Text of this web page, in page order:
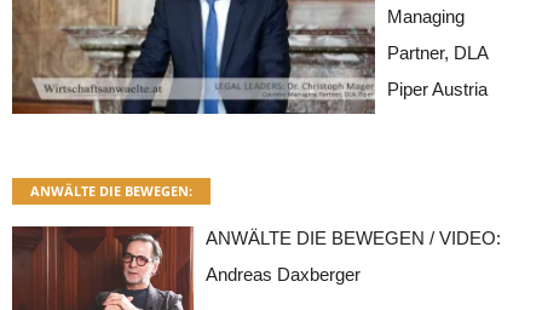
Managing
Partner, DLA
Piper Austria
ANWÄLTE DIE BEWEGEN:
ANWÄLTE DIE BEWEGEN / VIDEO:
Andreas Daxberger